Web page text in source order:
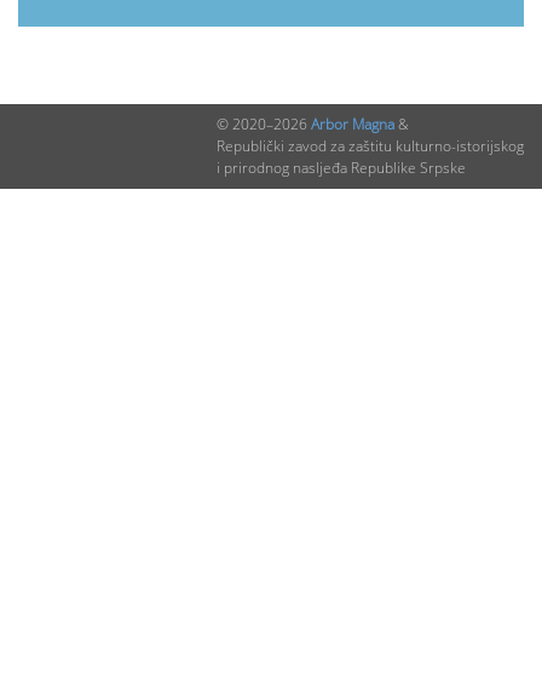
© 2020–2026 Arbor Magna&
Republički zavod za zaštitu kulturno-istorijskog
i prirodnog nasljeđa Republike Srpske